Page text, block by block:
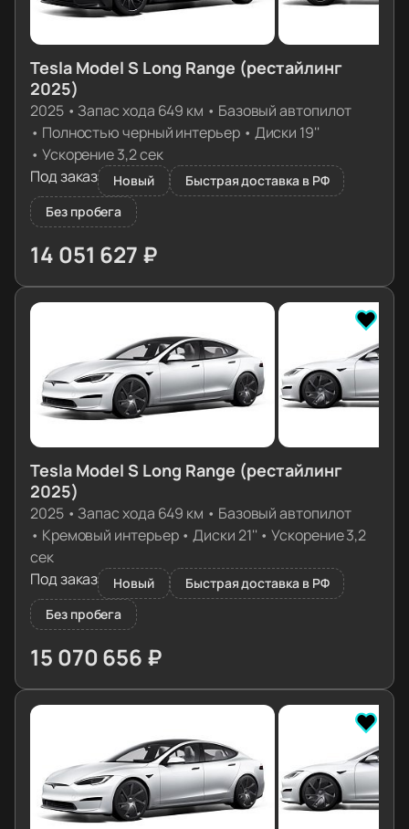
Tesla Model S Long Range (рестайлинг
2025)
2025• Запас хода 649 км • Базовый автопилот
• Полностью черный интерьер• Диски 19''
• Ускорение 3,2 сек
Под заказ
Новый
Быстрая доставка в РФ
Без пробега
14 051 627 ₽
≈ 139 780€
Tesla Model S Long Range (рестайлинг
2025)
2025• Запас хода 649 км • Базовый автопилот
• Кремовый интерьер•Диски 21'' •Ускорение 3,2
сек
Под заказ
Новый
Быстрая доставка в РФ
Без пробега
15 070 656 ₽
≈ 149 917€